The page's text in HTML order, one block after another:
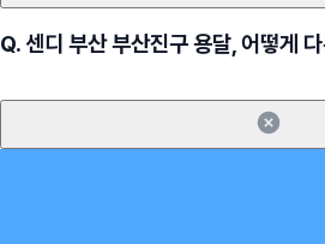
Q.센디 부산 부산진구 용달, 어떻게